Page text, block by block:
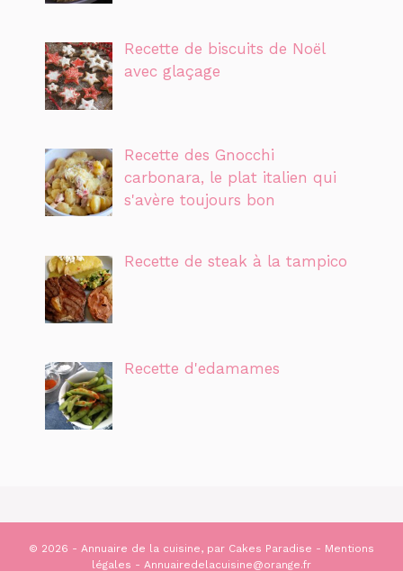
Recette de biscuits de Noël
avec glaçage
Recette des Gnocchi
carbonara, le plat italien qui
s'avère toujours bon
Recette de steak à la tampico
Recette d'edamames
© 2026 - Annuaire de la cuisine, par Cakes Paradise - Mentions
légales - Annuairedelacuisine@orange.fr